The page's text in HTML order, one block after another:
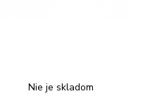
Nie je skladom